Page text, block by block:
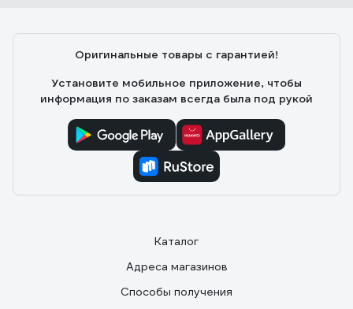
Оригинальные товары с гарантией!
Установите мобильное приложение, чтобы
информация по заказам всегда была под рукой
Каталог
Адреса магазинов
Способы получения